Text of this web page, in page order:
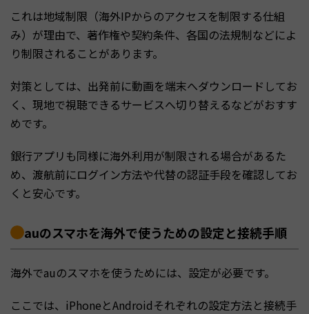
これは地域制限（海外IPからのアクセスを制限する仕組
み）が理由で、著作権や契約条件、各国の法規制などによ
り制限されることがあります。
対策としては、出発前に動画を端末へダウンロードしてお
く、現地で視聴できるサービスへ切り替えるなどがおすす
めです。
銀行アプリも同様に海外利用が制限される場合があるた
め、渡航前にログイン方法や代替の認証手段を確認してお
くと安心です。
auのスマホを海外で使うための設定と接続手順
海外でauのスマホを使うためには、設定が必要です。
ここでは、iPhoneとAndroidそれぞれの設定方法と接続手